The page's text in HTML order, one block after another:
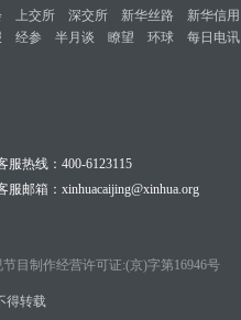
上交所 深交所 新华丝路 新华信用
经参 半月谈 瞭望 环球 每日电讯
服热线：400-6123115
服邮箱：xinhuacaijing@xinhua.org
节目制作经营许可证:(京)字第16946号
得转载